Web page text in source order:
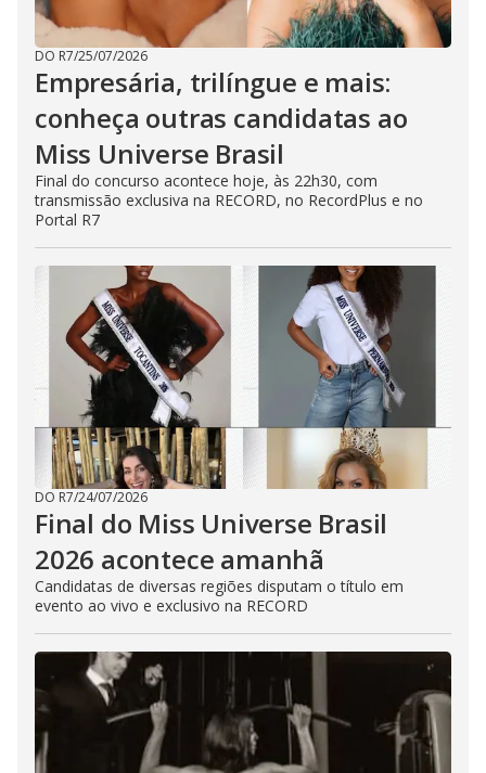
DO R7/25/07/2026
Empresária, trilíngue e mais:
conheça outras candidatas ao
Miss Universe Brasil
Final do concurso acontece hoje, às 22h30, com
transmissão exclusiva na RECORD, no RecordPlus e no
Portal R7
DO R7/24/07/2026
Final do Miss Universe Brasil
2026 acontece amanhã
Candidatas de diversas regiões disputam o título em
evento ao vivo e exclusivo na RECORD